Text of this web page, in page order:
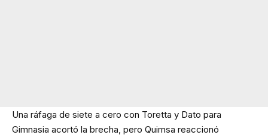
Una ráfaga de siete a cero con Toretta y Dato para
Gimnasia acortó la brecha, pero Quimsa reaccionó